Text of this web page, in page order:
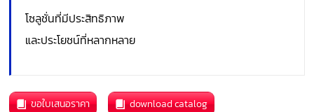
โซลูชั่นที่มีประสิทธิภาพ
และประโยชน์ที่หลากหลาย
ขอใบเสนอราคา download catalog